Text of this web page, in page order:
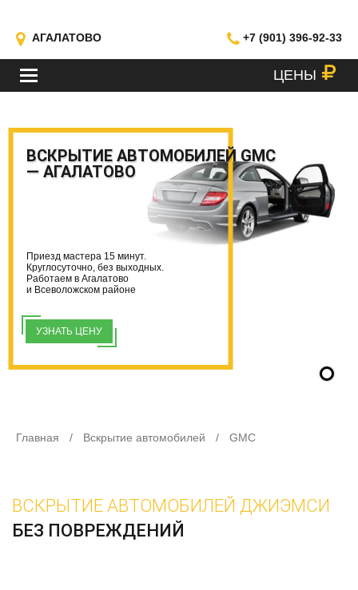
АГАЛАТОВО +7 (901) 396-92-33
МЕНЮ ЦЕНЫ
ВСКРЫТИЕ АВТОМОБИЛЕЙ GMC
— АГАЛАТОВО
Приезд мастера 15 минут.
Круглосуточно, без выходных.
Работаем в Агалатово
и Всеволожском районе
УЗНАТЬ ЦЕНУ
Главная / Вскрытие автомобилей / GMC
ВСКРЫТИЕ АВТОМОБИЛЕЙ ДЖИЭМСИ
БЕЗ ПОВРЕЖДЕНИЙ